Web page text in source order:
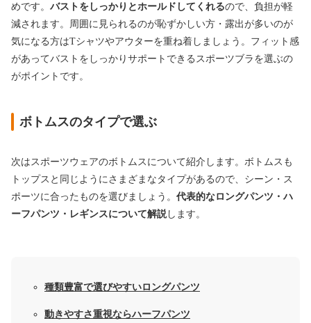
めです。 バストをしっかりとホールドしてくれるので、負担が軽
減されます。周囲に見られるのが恥ずかしい方・露出が多いのが
気になる方はTシャツやアウターを重ね着しましょう。フィット感
があってバストをしっかりサポートできるスポーツブラを選ぶの
がポイントです。
ボトムスのタイプで選ぶ
次はスポーツウェアのボトムスについて紹介します。ボトムスも
トップスと同じようにさまざまなタイプがあるので、シーン・ス
ポーツに合ったものを選びましょう。 代表的なロングパンツ・ハ
ーフパンツ・レギンスについて解説 します。
種類豊富で選びやすいロングパンツ
動きやすさ重視ならハーフパンツ